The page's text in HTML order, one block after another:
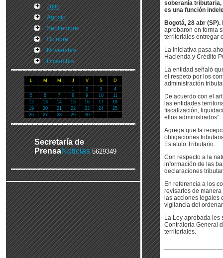
Julio
Agosto
Septiembre
Octubre
Noviembre
Diciembre
L M M J V S
D
1
2 3
4
5
6 7 8 9 10
11
12
13 14 15 16 17
18
19
20 21 22 23 24
25
26
27 28 29 30
Secretaría de
PrensaNoticias 5629349
soberanía
es una función
Bogotá, 28 abr (SP).
aprobaron en forma
territoriales entregar
La iniciativa pasa
Hacienda y Crédito
La entidad señaló
el respeto por los
administración
De acuerdo con el
las entidades
fiscalización,
ellos administrados”.
Agrega que la
obligaciones
Estatuto Tributario.
Con respecto a la
información de las
declaraciones
En referencia a los
revisarlos de
las acciones legales
vigilancia del
La Ley aprobada les
Contraloría General
territoriales.